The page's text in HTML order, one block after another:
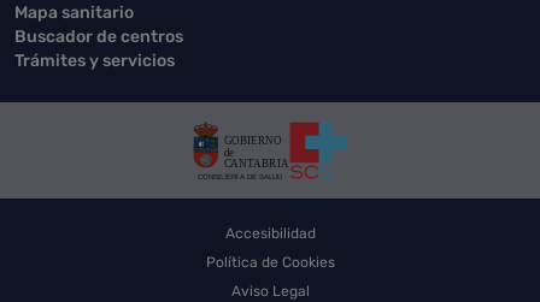
Mapa sanitario
Buscador de centros
Trámites y servicios
Accesibilidad
Política de Cookies
Aviso Legal